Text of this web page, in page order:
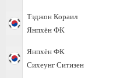
Тэджон Кораил
Янпхён ФК
Янпхён ФК
Сихеунг Ситизен